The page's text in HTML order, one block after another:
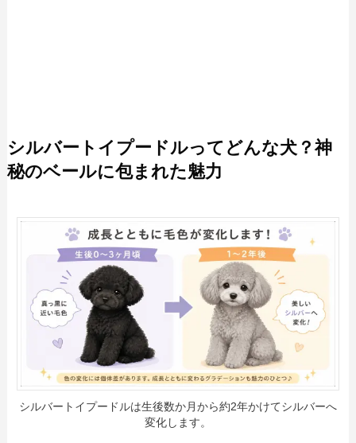
シルバートイプードルってどんな犬？神
秘のベールに包まれた魅力
シルバートイプードルは生後数か月から約2年かけてシルバーへ
変化します。